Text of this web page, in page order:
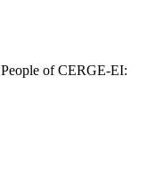
People of CERGE-EI: